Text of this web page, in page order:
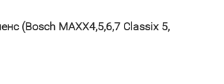
(Bosch MAXX4,5,6,7 Classix 5,